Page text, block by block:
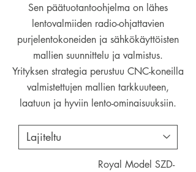
Sen päätuotantoohjelma on lähes
lentovalmiiden radio-ohjattavien
purjelentokoneiden ja sähkökäyttöisten
mallien suunnittelu ja valmistus.
Yrityksen strategia perustuu CNC-koneilla
valmistettujen mallien tarkkuuteen,
laatuun ja hyviin lento-ominaisuuksiin.
Royal Model SZD-